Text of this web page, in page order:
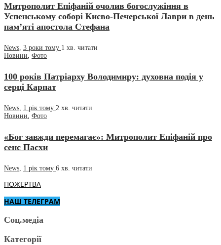
Митрополит Епіфаній очолив богослужіння в
Успенському соборі Києво-Печерської Лаври в день
памʼяті апостола Стефана
News 3 роки тому 1 хв. читати
Новини Фото
100 років Патріарху Володимиру: духовна подія у
серці Карпат
News 1 рік тому 2 хв. читати
Новини Фото
«Бог завжди перемагає»: Митрополит Епіфаній про
сенс Пасхи
News 1 рік тому 6 хв. читати
ПОЖЕРТВА
НАШ ТЕЛЕГРАМ
Соц.медіа
Категорії